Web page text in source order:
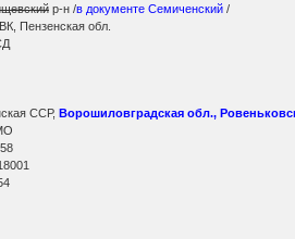
р-н /в документе Семиченский /
Пензенская обл.
ССР, Ворошиловградская обл.,